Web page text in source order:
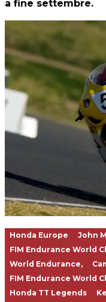
a fine settembre.
Honda Europe
John
FIM Endurance World
World Endurance,
FIM Endurance World
Honda TT Legends